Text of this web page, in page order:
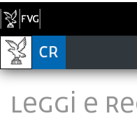
LEGGI E